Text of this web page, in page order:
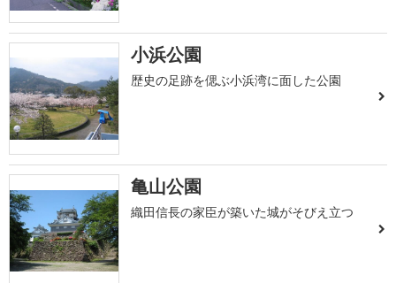
小浜公園
歴史の足跡を偲ぶ小浜湾に面した公園
亀山公園
織田信長の家臣が築いた城がそびえ立つ